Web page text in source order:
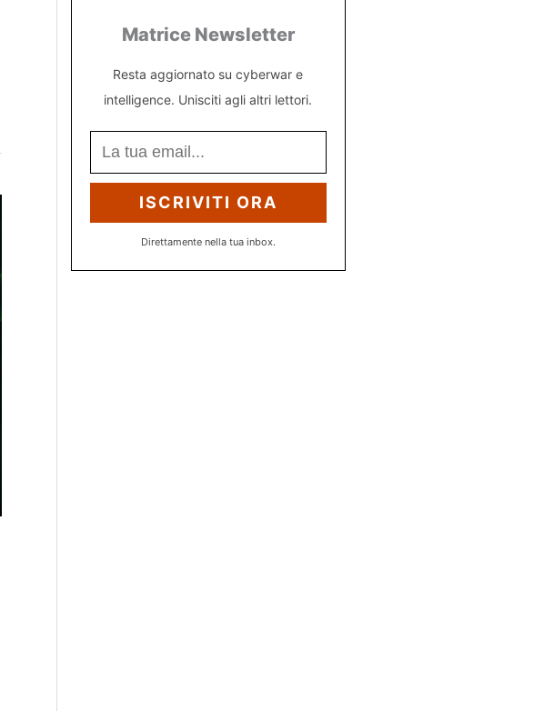
Matrice Newsletter
Resta aggiornato su cyberwar e
intelligence. Unisciti agli altri lettori.
ISCRIVITI ORA
Direttamente nella tua inbox.